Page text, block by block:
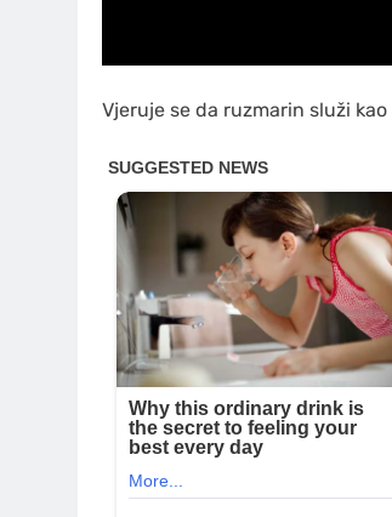
Vjeruje se da ruzmarin služi